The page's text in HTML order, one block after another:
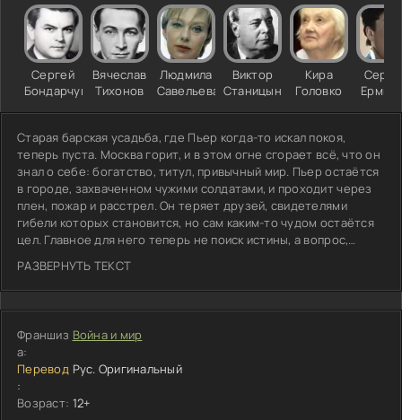
Сергей
Бондарчук
Вячеслав
Тихонов
Людмила
Савельева
Виктор
Станицын
Кира
Головко
Старая барская усадьба, где Пьер когда-то искал покоя,
теперь пуста. Москва горит, и в этом огне сгорает всё, что он
знал о себе: богатство, титул, привычный мир. Пьер остаётся
в городе, захваченном чужими солдатами, и проходит через
плен, пожар и расстрел. Он теряет друзей, свидетелями
гибели которых становится, но сам каким-то чудом остаётся
цел. Главное для него теперь не поиск истины, а вопрос,
отняла у него всё, кроме права выбирать, кем быть. И когда
пепелище начинает зарастать новой жизнью, Пьер встречает
Наташу. Он смотрит на неё и говорит: «Ведь как просто».
РАЗВЕРНУТЬ ТЕКСТ
Франшиз
а:
Война и мир
Перевод
:
Рус. Оригинальный
Возраст: 12+